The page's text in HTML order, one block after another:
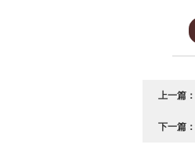
上一篇：
下一篇：